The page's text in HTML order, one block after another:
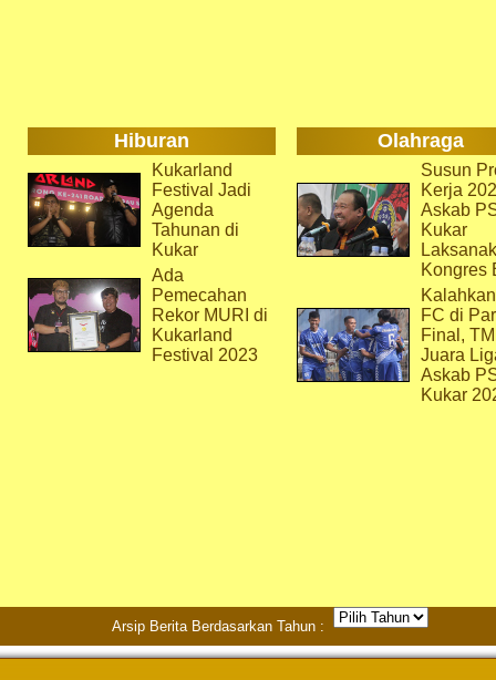
Hiburan Olahraga
Kukarland
Festival Jadi
Agenda
Tahunan di
Kukar
Ada
Pemecahan
Rekor MURI di
Kukarland
Festival 2023
Susun
Kerja
Askab
Kukar
Kongres
FC di
Final,
Juara
Askab
Kukar
Arsip Berita Berdasarkan Tahun :